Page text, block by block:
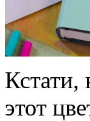
Кстати,
этот